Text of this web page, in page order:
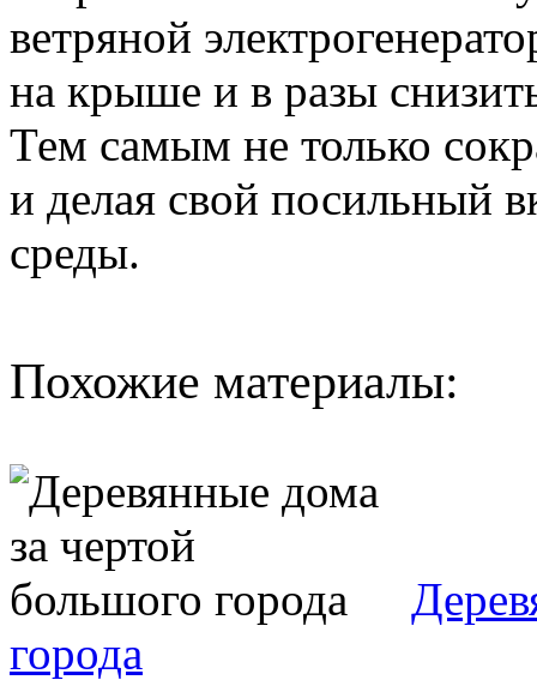
ветряной
на крыше и в разы
Тем самым не только
и делая свой посильный
среды.
Похожие материалы:
города